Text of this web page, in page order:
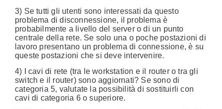
3) Se tutti gli utenti sono interessati da questo
problema di disconnessione, il problema è
probabilmente a livello del server o di un punto
centrale della rete. Se solo una o poche postazioni di
lavoro presentano un problema di connessione, è su
queste postazioni che si deve intervenire.
4) I cavi di rete (tra le workstation e il router o tra gli
switch e il router) sono aggiornati? Se sono di
categoria 5, valutate la possibilità di sostituirli con
cavi di categoria 6 o superiore.